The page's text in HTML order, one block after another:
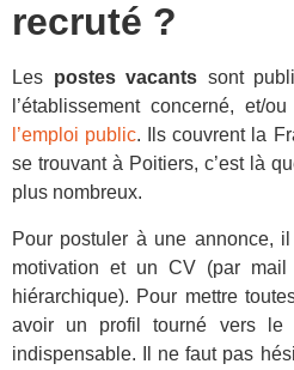
recruté ?
Les postes vacants sont
l’établissement concerné, et/
l’emploi public. Ils couvrent la
se trouvant à Poitiers, c’est là
plus nombreux.
Pour postuler à une annonce,
motivation et un CV (par
hiérarchique). Pour mettre
avoir un profil tourné vers le
indispensable. Il ne faut pas